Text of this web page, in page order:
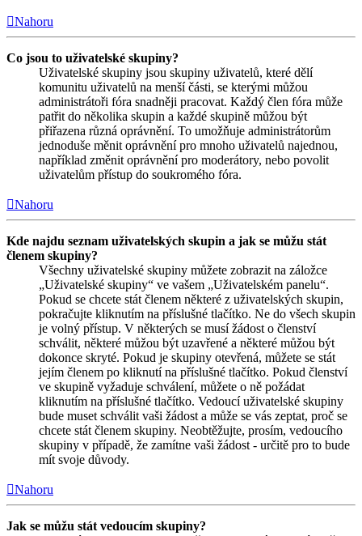
Nahoru
Co jsou to uživatelské skupiny?
Uživatelské skupiny jsou skupiny uživatelů, které dělí
komunitu uživatelů na menší části, se kterými můžou
administrátoři fóra snadněji pracovat. Každý člen fóra může
patřit do několika skupin a každé skupině můžou být
přiřazena různá oprávnění. To umožňuje administrátorům
jednoduše měnit oprávnění pro mnoho uživatelů najednou,
například změnit oprávnění pro moderátory, nebo povolit
uživatelům přístup do soukromého fóra.
Nahoru
Kde najdu seznam uživatelských skupin a jak se můžu stát
členem skupiny?
Všechny uživatelské skupiny můžete zobrazit na záložce
„Uživatelské skupiny“ ve vašem „Uživatelském panelu“.
Pokud se chcete stát členem některé z uživatelských skupin,
pokračujte kliknutím na příslušné tlačítko. Ne do všech skupin
je volný přístup. V některých se musí žádost o členství
schválit, některé můžou být uzavřené a některé můžou být
dokonce skryté. Pokud je skupiny otevřená, můžete se stát
jejím členem po kliknutí na příslušné tlačítko. Pokud členství
ve skupině vyžaduje schválení, můžete o ně požádat
kliknutím na příslušné tlačítko. Vedoucí uživatelské skupiny
bude muset schválit vaši žádost a může se vás zeptat, proč se
chcete stát členem skupiny. Neobtěžujte, prosím, vedoucího
skupiny v případě, že zamítne vaši žádost - určitě pro to bude
mít svoje důvody.
Nahoru
Jak se můžu stát vedoucím skupiny?